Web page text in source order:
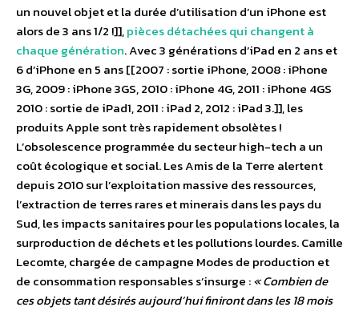
un nouvel objet et la durée d’utilisation d’un iPhone est
alors de 3 ans 1/2 !]],pièces détachées qui changent à
chaque génération. Avec 3 générations d’iPad en 2 ans et
6 d’iPhone en 5 ans [[2007 : sortie iPhone, 2008 : iPhone
3G, 2009 : iPhone 3GS, 2010 : iPhone 4G, 2011 : iPhone 4GS
2010 : sortie de iPad1, 2011 : iPad 2, 2012 : iPad 3.]], les
produits Apple sont très rapidement obsolètes !
L’obsolescence programmée du secteur high-tech a un
coût écologique et social. Les Amis de la Terre alertent
depuis 2010 sur l’exploitation massive des ressources,
l’extraction de terres rares et minerais dans les pays du
Sud, les impacts sanitaires pour les populations locales, la
surproduction de déchets et les pollutions lourdes. Camille
Lecomte, chargée de campagne Modes de production et
de consommation responsables s’insurge :« Combien de
ces objets tant désirés aujourd’hui finiront dans les 18 mois